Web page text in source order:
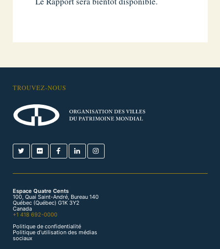
TROUVEZ-NOUS
Espace Quatre Cents
100, Quai Saint-André, Bureau 140
Québec (Québec) G1K 3Y2
Canada
+1 418 692-0000
Politique de confidentialité
Politique d’utilisation des médias
sociaux